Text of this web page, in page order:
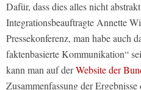
Dafür, dass dies alles nicht
Integrationsbeauftragte Annette
Pressekonferenz, man habe auch
faktenbasierte Kommunikation“
kann man auf derWebsite der
Zusammenfassung der